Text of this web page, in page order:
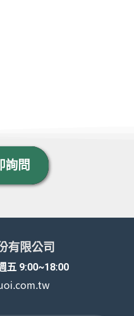
詢問
有限公司
五 9:00~18:00